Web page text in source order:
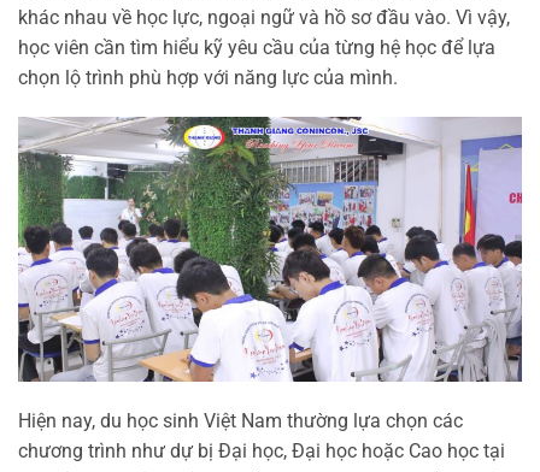
khác nhau về học lực, ngoại ngữ và hồ sơ đầu vào. Vì vậy,
học viên cần tìm hiểu kỹ yêu cầu của từng hệ học để lựa
chọn lộ trình phù hợp với năng lực của mình.
Hiện nay, du học sinh Việt Nam thường lựa chọn các
chương trình như dự bị Đại học, Đại học hoặc Cao học tại